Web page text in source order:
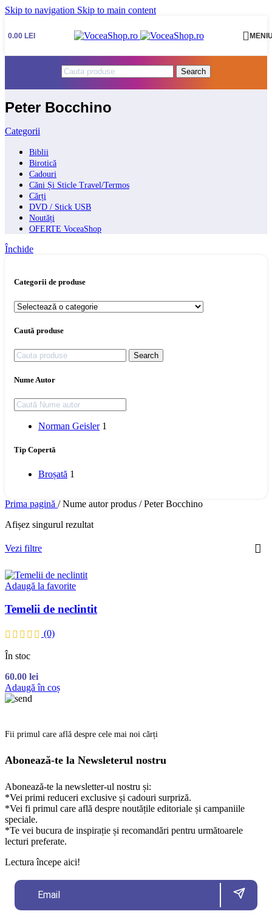
Skip to navigation Skip to main content
0.00 LEI
Search
Peter Bocchino
Categorii
Biblii
Birotică
Cadouri
Căni Și Sticle Travel/Termos
Cărți
DVD / Stick USB
Noutăți
OFERTE VoceaShop
Închide
Categorii de produse
Caută produse
Search
Nume Autor
Norman Geisler 1
Tip Copertă
Broșată 1
Prima pagină / Nume autor produs / Peter Bocchino
Afișez singurul rezultat
Vezi filtre
Adaugă la favorite
Temelii de neclintit
(0)
În stoc
60.00 lei
Adaugă în coș
Fii primul care află despre cele mai noi cărți
Abonează-te la Newsleterul nostru
Abonează-te la newsletter-ul nostru și:
*Vei primi reduceri exclusive și cadouri surpriză.
*Vei fi primul care află despre noutățile editoriale și campaniile
speciale.
*Te vei bucura de inspirație și recomandări pentru următoarele
lecturi preferate.
Lectura începe aici!